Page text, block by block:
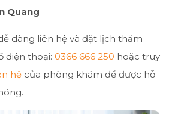
Quang
dàng liên hệ và đặt lịch thăm
điện thoại: 0366 666 250 hoặc truy
hệcủa phòng khám để được hỗ